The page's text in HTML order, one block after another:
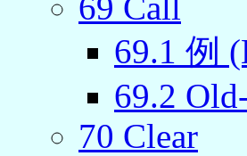
69.1 例
69.2
70 Clear